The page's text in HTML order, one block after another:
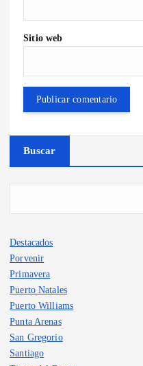
Sitio web
Buscar
Destacados
Porvenir
Primavera
Puerto Natales
Puerto Williams
Punta Arenas
San Gregorio
Santiago